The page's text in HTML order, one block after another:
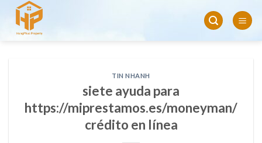
Skip
content
TIN NHANH
siete ayuda para
https://miprestamos.es/moneyman/
crédito en línea